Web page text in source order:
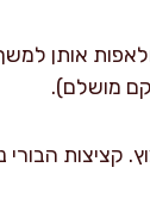
מושלם).
קציצות